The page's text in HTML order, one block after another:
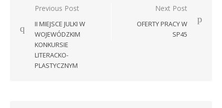
Nawigacja
wpisu
Previous Post
II MIEJSCE JULKI W
WOJEWÓDZKIM
KONKURSIE
LITERACKO-
PLASTYCZNYM
Next Post
OFERTY PRACY W
SP45